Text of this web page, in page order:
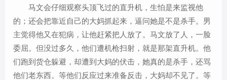
马文会仔细观察头顶飞过的直升机，生怕是来监视他
的；还会把靠近自己的大妈抓起来，逼问她是不是杀手。男
主觉得他又在犯病，让他赶紧把人放了。马文放了人，一脸
委屈。但没过多久，他们遭机枪扫射，就是那架直升机。他
们跑到货仓躲避，却遭到大妈的伏击，她真的是杀手，还骂
他们老东西。等他们反应过来准备反击，大妈却不见了。等